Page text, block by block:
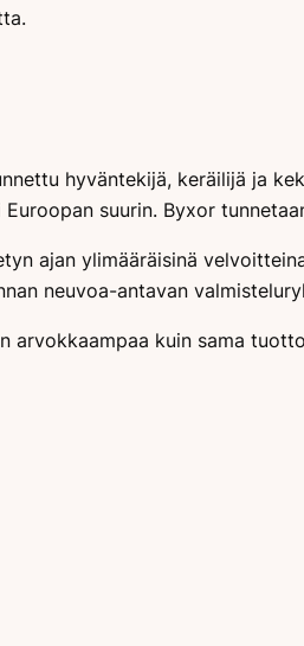
hyväntekijä, keräilijä ja
suurin. Byxor
ajan ylimääräisinä
neuvoa-antavan
kuin sama